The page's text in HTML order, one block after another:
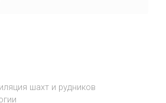
шахт и рудников